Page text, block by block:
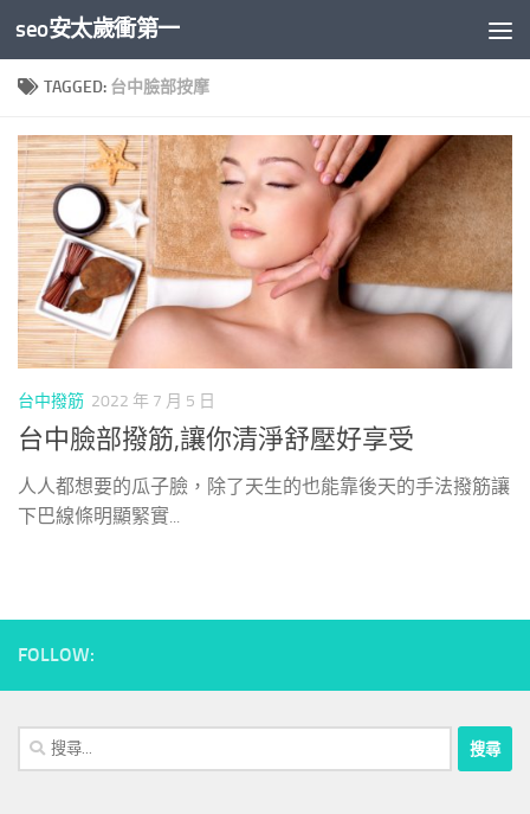
Skip to content
seo安太歲衝第一
TAGGED: 台中臉部按摩
台中撥筋 2022 年 7 月 5 日
台中臉部撥筋,讓你清淨舒壓好享受
人人都想要的瓜子臉，除了天生的也能靠後天的手法撥筋讓
下巴線條明顯緊實...
FOLLOW:
搜
尋